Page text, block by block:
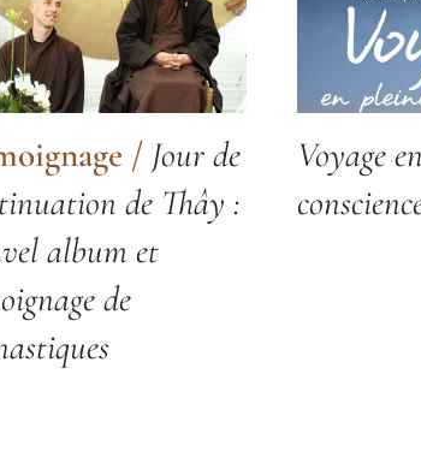
/ Jour de
de Thây :
album et
de
Voyage